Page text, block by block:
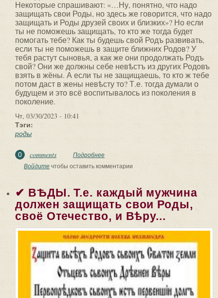
Некоторые спрашивают: «…Ну, понятно, что надо
защищать свои Роды, но здесь же говорится, что надо
защищать и Роды друзей своих и близких»? Но если
ты не поможешь защищать, то кто же тогда будет
помогать тебе? Как ты будешь свой Родъ развивать,
если ты не поможешь в защите ближних Родов? У
тебя растут сыновья, а как же они продолжать Родъ
свой? Они же должны себе невѣстъ из других Родовъ
взять в жёны. А если ты не защищаешь, то кто ж тебе
потом даст в жены невѣсту то? Т.е. тогда думали о
будущем и это всё воспитывалось из поколения в
поколение.
Чт, 03/30/2023 - 10:41
Тэги:
роды
0 comments Подробнее
«…Ну, понятно, что надо защищать
Войдитечтобы оставить комментарии
✔ ВѢДЫ. Т.е. каждый мужчина
должен защищать свои Роды,
своё Отечество, и Вѣру...